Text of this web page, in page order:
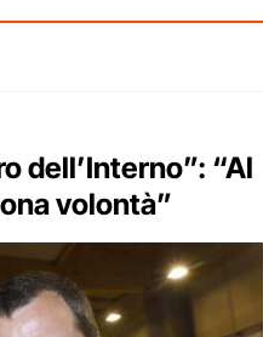
dell’Interno”: “Al
volontà”